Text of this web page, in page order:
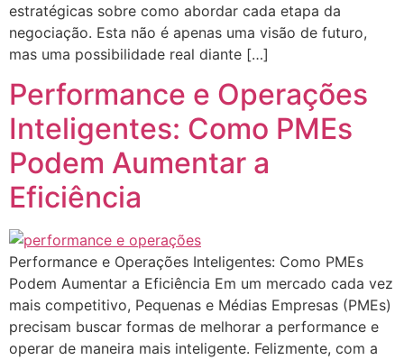
estratégicas sobre como abordar cada etapa da
negociação. Esta não é apenas uma visão de futuro,
mas uma possibilidade real diante […]
Performance e Operações
Inteligentes: Como PMEs
Podem Aumentar a
Eficiência
Performance e Operações Inteligentes: Como PMEs
Podem Aumentar a Eficiência Em um mercado cada vez
mais competitivo, Pequenas e Médias Empresas (PMEs)
precisam buscar formas de melhorar a performance e
operar de maneira mais inteligente. Felizmente, com a